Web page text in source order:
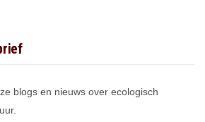
blogs en nieuws over ecologisch